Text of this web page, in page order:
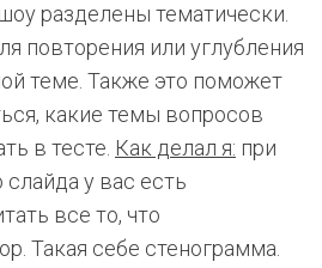
разделены тематически.
повторения или углубления
теме. Также это поможет
какие темы вопросов
в тесте. Как делал я: при
у вас есть
все то, что
Такая себе стенограмма.